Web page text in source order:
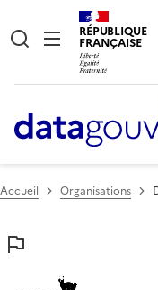
RÉPUBLIQUE
FRANÇAISE
Accueil Organisations